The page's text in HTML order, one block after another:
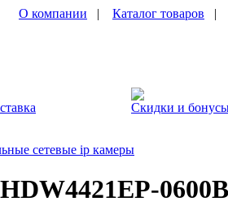
О компании | Каталог товаров |
Скидки и
сетевые ip камеры
0600B